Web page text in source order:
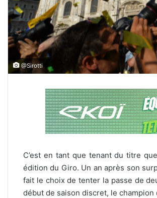
@Sirotti
C’est en tant que tenant du titre
édition du Giro. Un an après son
fait le choix de tenter la passe de
début de saison discret, le